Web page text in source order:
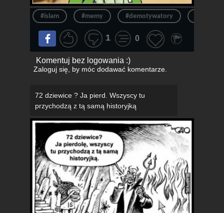
#islam #memy #demotywatory
1 0
Komentuj bez logowania :)
Zaloguj się, by móc dodawać komentarze.
72 dziewice ? Ja pierd. Wszyscy tu
przychodzą z tą samą historyjką